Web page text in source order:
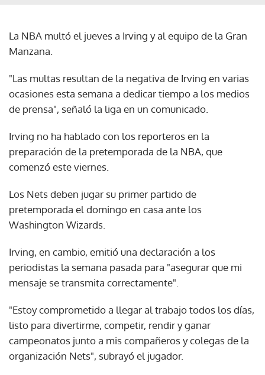
La NBA multó el jueves a Irving y al equipo de la Gran
Manzana.
"Las multas resultan de la negativa de Irving en varias
ocasiones esta semana a dedicar tiempo a los medios
de prensa", señaló la liga en un comunicado.
Irving no ha hablado con los reporteros en la
preparación de la pretemporada de la NBA, que
comenzó este viernes.
Los Nets deben jugar su primer partido de
pretemporada el domingo en casa ante los
Washington Wizards.
Irving, en cambio, emitió una declaración a los
periodistas la semana pasada para "asegurar que mi
mensaje se transmita correctamente".
"Estoy comprometido a llegar al trabajo todos los días,
listo para divertirme, competir, rendir y ganar
campeonatos junto a mis compañeros y colegas de la
organización Nets", subrayó el jugador.